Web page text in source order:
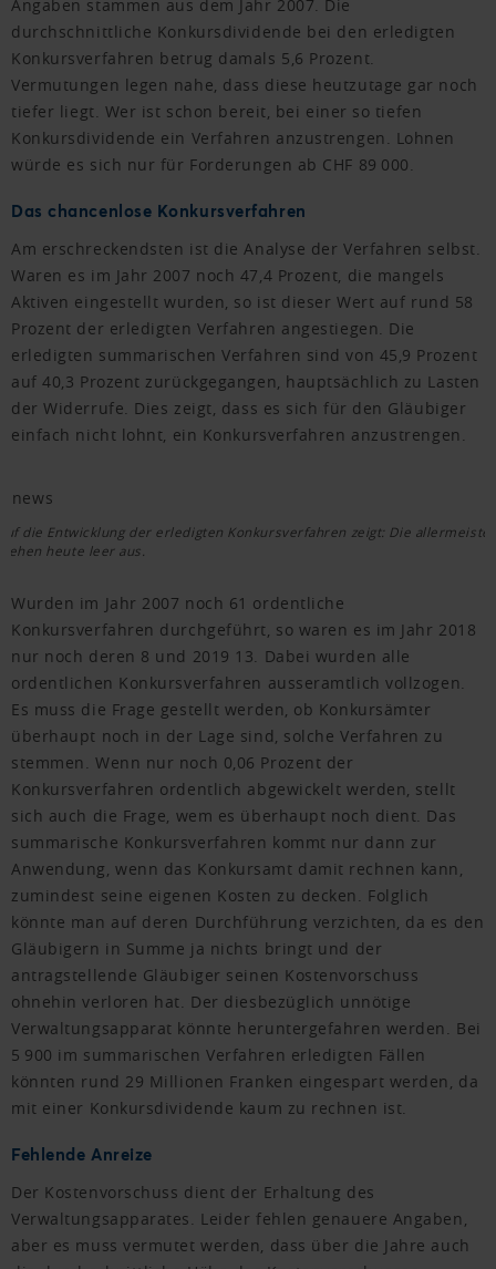
Angaben stammen aus dem Jahr 2007. Die
durchschnittliche Konkursdividende bei den erledigten
Konkursverfahren betrug damals 5,6 Prozent.
Vermutungen legen nahe, dass diese heutzutage gar noch
tiefer liegt. Wer ist schon bereit, bei einer so tiefen
Konkursdividende ein Verfahren anzustrengen. Lohnen
würde es sich nur für Forderungen ab CHF 89 000.
Das chancenlose Konkursverfahren
Am erschreckendsten ist die Analyse der Verfahren selbst.
Waren es im Jahr 2007 noch 47,4 Prozent, die mangels
Aktiven eingestellt wurden, so ist dieser Wert auf rund 58
Prozent der erledigten Verfahren angestiegen. Die
erledigten summarischen Verfahren sind von 45,9 Prozent
auf 40,3 Prozent zurückgegangen, hauptsächlich zu Lasten
der Widerrufe. Dies zeigt, dass es sich für den Gläubiger
einfach nicht lohnt, ein Konkursverfahren anzustrengen.
die Entwicklung der erledigten Konkursverfahren zeigt: Die
heute leer aus.
Wurden im Jahr 2007 noch 61 ordentliche
Konkursverfahren durchgeführt, so waren es im Jahr 2018
nur noch deren 8 und 2019 13. Dabei wurden alle
ordentlichen Konkursverfahren ausseramtlich vollzogen.
Es muss die Frage gestellt werden, ob Konkursämter
überhaupt noch in der Lage sind, solche Verfahren zu
stemmen. Wenn nur noch 0,06 Prozent der
Konkursverfahren ordentlich abgewickelt werden, stellt
sich auch die Frage, wem es überhaupt noch dient. Das
summarische Konkursverfahren kommt nur dann zur
Anwendung, wenn das Konkursamt damit rechnen kann,
zumindest seine eigenen Kosten zu decken. Folglich
könnte man auf deren Durchführung verzichten, da es den
Gläubigern in Summe ja nichts bringt und der
antragstellende Gläubiger seinen Kostenvorschuss
ohnehin verloren hat. Der diesbezüglich unnötige
Verwaltungsapparat könnte heruntergefahren werden. Bei
5 900 im summarischen Verfahren erledigten Fällen
könnten rund 29 Millionen Franken eingespart werden, da
mit einer Konkursdividende kaum zu rechnen ist.
Fehlende Anreize
Der Kostenvorschuss dient der Erhaltung des
Verwaltungsapparates. Leider fehlen genauere Angaben,
aber es muss vermutet werden, dass über die Jahre auch